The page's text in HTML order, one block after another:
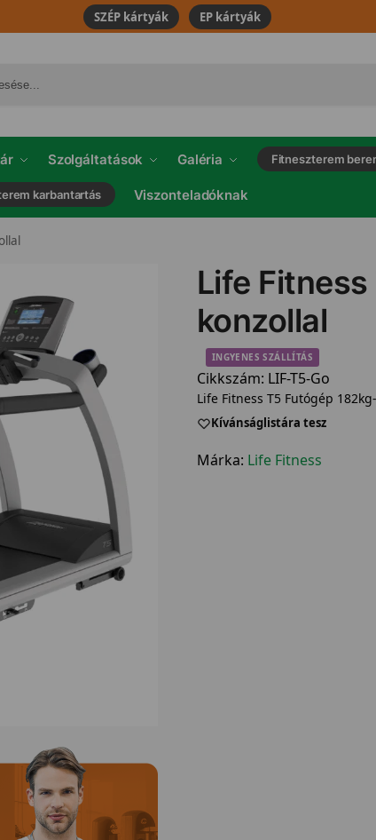
SZÉP kártyák EP kártyák
Szolgáltatások Galéria Fitneszterem
karbantartás Viszonteladóknak
Life
konzollal
INGYENES SZÁLLÍTÁS
Cikkszám: LIF-T5-Go
Life Fitness T5 Futógép
Kívánságlistára tesz
Márka: Life Fitness